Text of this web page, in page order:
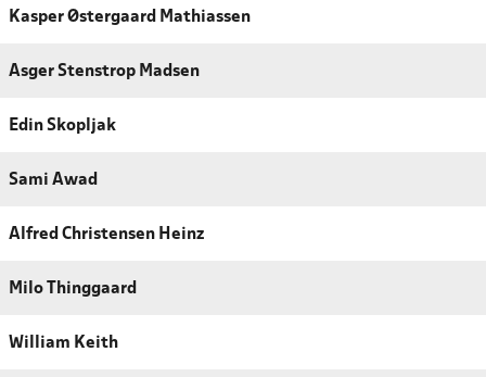
Kasper Østergaard Mathiassen
Asger Stenstrop Madsen
Edin Skopljak
Sami Awad
Alfred Christensen Heinz
Milo Thinggaard
William Keith